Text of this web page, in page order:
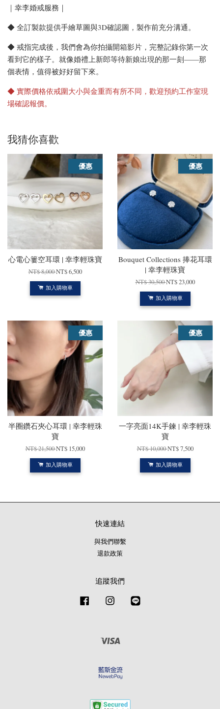
｜幸李婚戒服務｜
◆ 全訂製款提供手繪草圖與3D確認圖，製作前充分溝通。
◆ 戒指完成後，我們會為你拍攝開箱影片，完整記錄你第一次
看到它的樣子。就像婚禮上新郎等待新娘出現的那一刻——那
個表情，值得被好好留下來。
◆ 實際價格依戒圍大小與金重而有所不同，歡迎預約工作室現
場確認報價。
我猜你喜歡
優惠
心電心簍空耳環 | 幸李輕珠寶
NT$ 8,000NT$ 6,500
加入購物車
優惠
Bouquet Collections 捧花耳環
| 幸李輕珠寶
NT$ 30,500NT$ 23,000
加入購物車
優惠
半圈鑽石夾心耳環 | 幸李輕珠
寶
NT$ 21,500NT$ 15,000
加入購物車
優惠
一字亮面14K手鍊 | 幸李輕珠
寶
NT$ 10,000NT$ 7,500
加入購物車
快速連結
與我們聯繫
退款政策
追蹤我們
Facebook Instagram